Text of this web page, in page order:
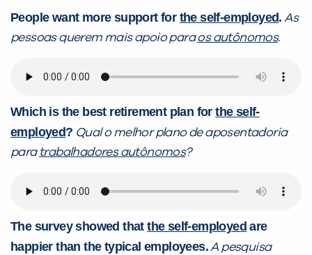
People want more support for the self-employed. As
pessoas querem mais apoio paraos autônomos.
Which is the best retirement plan forthe self-
employed? Qual o melhor plano de aposentadoria
para trabalhadores autônomos?
The survey showed thatthe self-employed are
happier than the typical employees.A pesquisa